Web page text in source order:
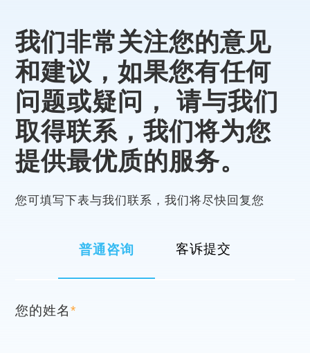
我们非常关注您的意见
和建议，如果您有任何
问题或疑问，
请与我们
取得联系，我们将为您
提供最优质的服务。
您可填写下表与我们联系，我们将尽快回复您
普通咨询 客诉提交
您的姓名 *